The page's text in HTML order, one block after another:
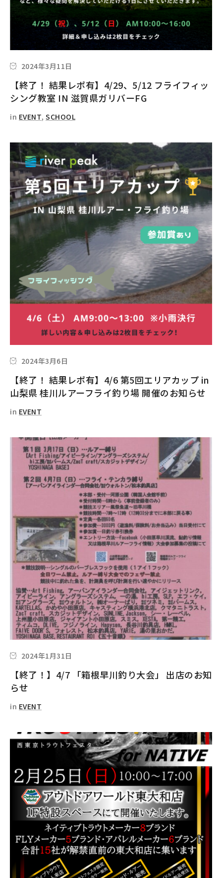
2024年3月11日
【終了！ 結果レポ有】4/29、5/12 フライフィッ
シング教室 IN 滋賀県ガリバーFG
in EVENT, SCHOOL
2024年3月6日
【終了！ 結果レポ有】4/6 第5回エリアカップ in
山梨県 桂川ルアーフライ釣り場 開催のお知らせ
in EVENT
2024年1月31日
【終了！】4/7 「箱根早川釣り大会」 出店のお知
らせ
in EVENT